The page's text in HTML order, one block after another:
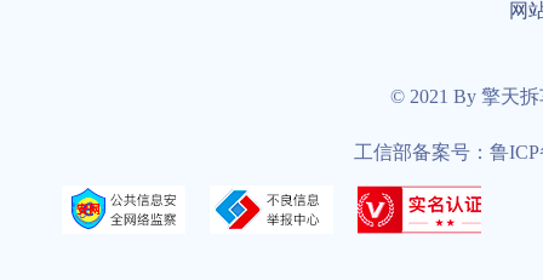
网
© 2021 By 擎天
工信部备案号：鲁